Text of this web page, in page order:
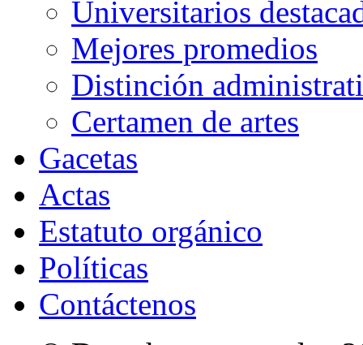
Universitarios
Mejores promedios
Distinción
Certamen de artes
Gacetas
Actas
Estatuto orgánico
Políticas
Contáctenos